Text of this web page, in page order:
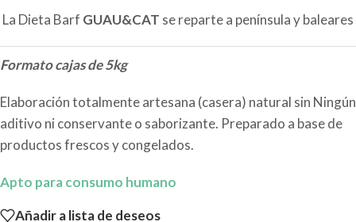
La Dieta Barf GUAU&CAT se reparte a península y baleares
Formato cajas de 5kg
Elaboración totalmente artesana (casera) natural sin Ningún
aditivo ni conservante o saborizante. Preparado a base de
productos frescos y congelados.
Apto para consumo humano
Añadir a lista de deseos